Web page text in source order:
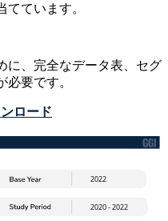
ています。
、 完全なデータ表、セグ
必要です。
ロード